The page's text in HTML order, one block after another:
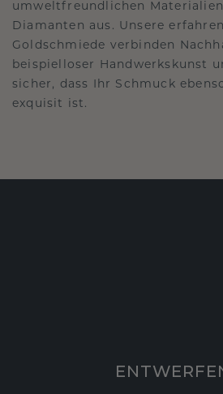
umweltfreundlichen
Diamanten aus. Unsere
Goldschmiede verbinden
beispielloser Handwerkskunst
sicher, dass Ihr Schmuck
exquisit ist.